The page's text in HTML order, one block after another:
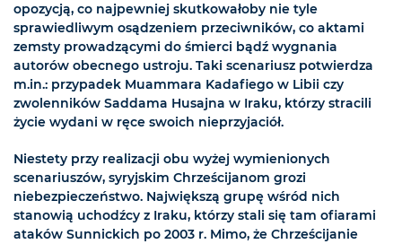
opozycją, co najpewniej skutkowałoby nie tyle
sprawiedliwym osądzeniem przeciwników, co aktami
zemsty prowadzącymi do śmierci bądź wygnania
autorów obecnego ustroju. Taki scenariusz potwierdza
m.in.: przypadek Muammara Kadafiego w Libii czy
zwolenników Saddama Husajna w Iraku, którzy stracili
życie wydani w ręce swoich nieprzyjaciół.
Niestety przy realizacji obu wyżej wymienionych
scenariuszów, syryjskim Chrześcijanom grozi
niebezpieczeństwo. Największą grupę wśród nich
stanowią uchodźcy z Iraku, którzy stali się tam ofiarami
ataków Sunnickich po 2003 r. Mimo, że Chrześcijanie